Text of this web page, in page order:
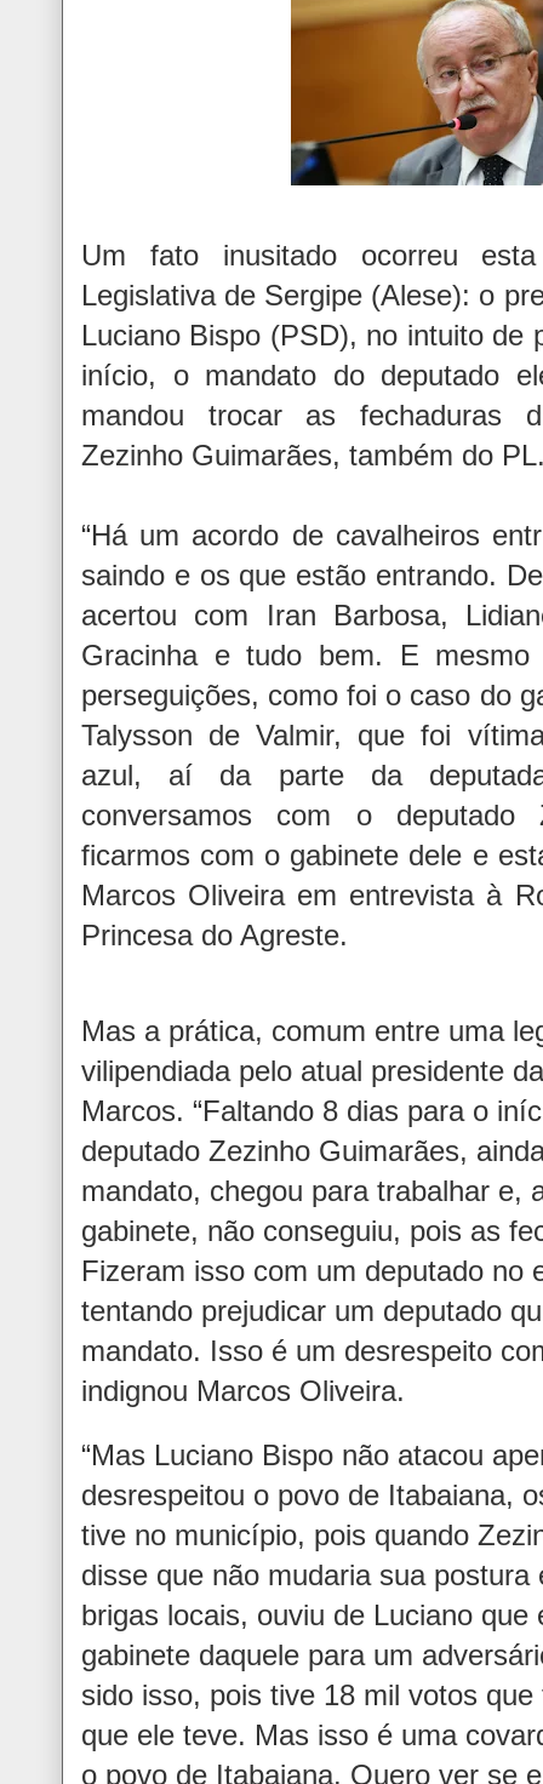
Um fato inusitado ocorreu
Legislativa de Sergipe (Alese): o
Luciano Bispo (PSD), no intuito de
início, o mandato do deputado
mandou trocar as fechaduras
Zezinho Guimarães, também do
“Há um acordo de cavalheiros
saindo e os que estão entrando.
acertou com Iran Barbosa,
Gracinha e tudo bem. E
perseguições, como foi o caso do
Talysson de Valmir, que foi
azul, aí da parte da
conversamos com o deputado
ficarmos com o gabinete dele e
Marcos Oliveira em entrevista à
Princesa do Agreste.
Mas a prática, comum entre uma
vilipendiada pelo atual presidente
Marcos. “Faltando 8 dias para o
deputado Zezinho Guimarães,
mandato, chegou para trabalhar e,
gabinete, não conseguiu, pois as
Fizeram isso com um deputado no
tentando prejudicar um deputado
mandato. Isso é um desrespeito
indignou Marcos Oliveira.
“Mas Luciano Bispo não atacou
desrespeitou o povo de Itabaiana,
tive no município, pois quando
disse que não mudaria sua
brigas locais, ouviu de Luciano que
gabinete daquele para um
sido isso, pois tive 18 mil votos
que ele teve. Mas isso é uma
o povo de Itabaiana. Quero ver se